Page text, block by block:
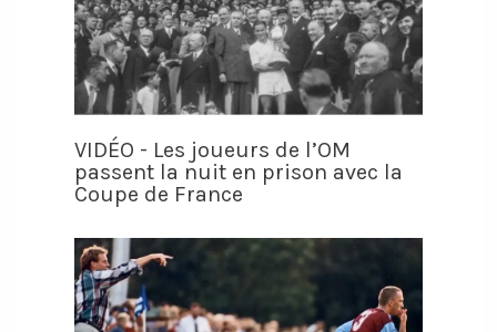
VIDÉO - Les joueurs de l’OM
passent la nuit en prison avec la
Coupe de France